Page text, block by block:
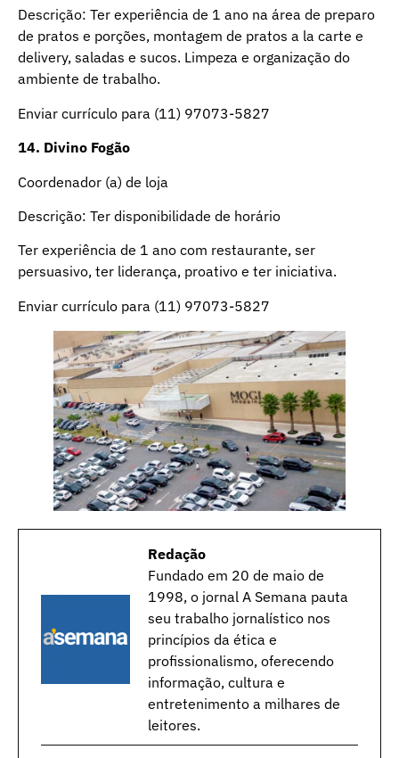
Descrição: Ter experiência de 1 ano na área de preparo
de pratos e porções, montagem de pratos a la carte e
delivery, saladas e sucos. Limpeza e organização do
ambiente de trabalho.
Enviar currículo para (11) 97073-5827
14. Divino Fogão
Coordenador (a) de loja
Descrição: Ter disponibilidade de horário
Ter experiência de 1 ano com restaurante, ser
persuasivo, ter liderança, proativo e ter iniciativa.
Enviar currículo para (11) 97073-5827
Redação
Fundado em 20 de maio de
1998, o jornal A Semana pauta
seu trabalho jornalístico nos
princípios da ética e
profissionalismo, oferecendo
informação, cultura e
entretenimento a milhares de
leitores.